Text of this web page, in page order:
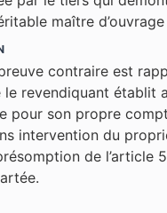
maître d’ouvrage
contraire est
le revendiquant établit
pour son propre
intervention du
de l’article